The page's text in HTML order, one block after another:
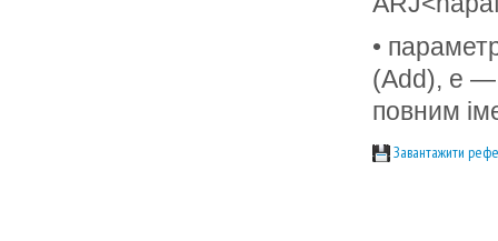
•
(Add), е —
повним
Завантажити